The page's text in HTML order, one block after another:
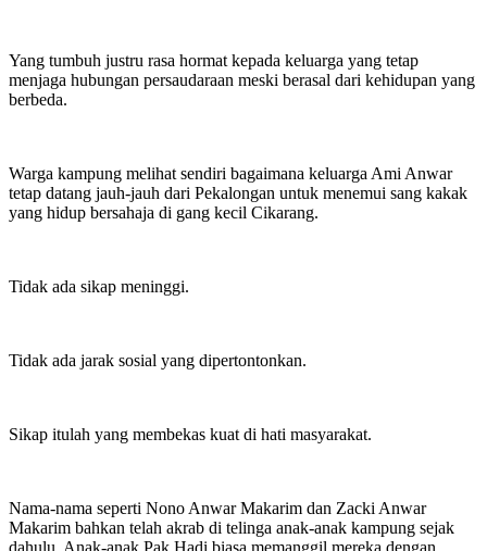
Yang tumbuh justru rasa hormat kepada keluarga yang tetap
menjaga hubungan persaudaraan meski berasal dari kehidupan yang
berbeda.
Warga kampung melihat sendiri bagaimana keluarga Ami Anwar
tetap datang jauh-jauh dari Pekalongan untuk menemui sang kakak
yang hidup bersahaja di gang kecil Cikarang.
Tidak ada sikap meninggi.
Tidak ada jarak sosial yang dipertontonkan.
Sikap itulah yang membekas kuat di hati masyarakat.
Nama-nama seperti Nono Anwar Makarim dan Zacki Anwar
Makarim bahkan telah akrab di telinga anak-anak kampung sejak
dahulu. Anak-anak Pak Hadi biasa memanggil mereka dengan